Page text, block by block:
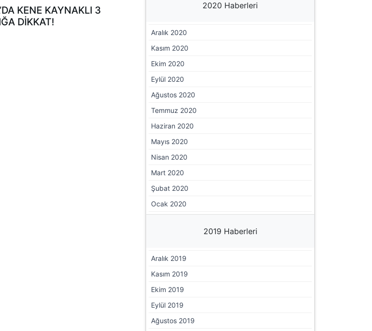
KENE KAYNAKLI 3
DİKKAT!
2020 Haberleri
Aralık 2020
Kasım 2020
Ekim 2020
Eylül 2020
Ağustos 2020
Temmuz 2020
Haziran 2020
Mayıs 2020
Nisan 2020
Mart 2020
Şubat 2020
Ocak 2020
2019 Haberleri
Aralık 2019
Kasım 2019
Ekim 2019
Eylül 2019
Ağustos 2019